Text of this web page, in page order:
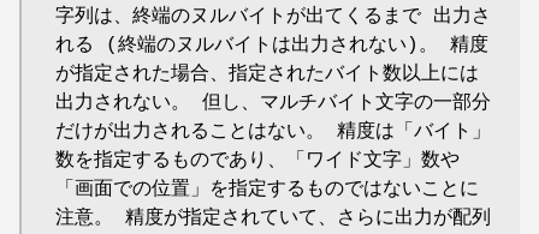
字列は、終端のヌルバイトが出てくるまで 出力さ
れる (終端のヌルバイトは出力されない)。 精度
が指定された場合、指定されたバイト数以上には
出力されない。 但し、マルチバイト文字の一部分
だけが出力されることはない。 精度は「バイト」
数を指定するものであり、「ワイド文字」数や
「画面での位置」を指定するものではないことに
注意。 精度が指定されていて、さらに出力が配列